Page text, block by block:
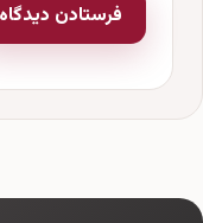
فرستادن دیدگاه